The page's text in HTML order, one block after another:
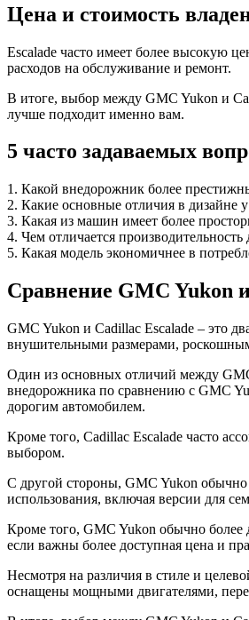
Цена и стоимость
Escalade часто имеет более высокую
расходов на обслуживание и ремонт.
В итоге, выбор между GMC Yukon и
лучше подходит именно вам.
5 часто задаваемых
1. Какой внедорожник более
2. Какие основные отличия в дизайне
3. Какая из машин имеет более
4. Чем отличается
5. Какая модель экономичнее в
Сравнение GMC Yukon
GMC Yukon и Cadillac Escalade – это
внушительными размерами,
Один из основных отличий между GMC
внедорожника по сравнению с GMC
дорогим автомобилем.
Кроме того, Cadillac Escalade часто
выбором.
С другой стороны, GMC Yukon
использования, включая версии для
Кроме того, GMC Yukon обычно более
если важны более доступная цена и
Несмотря на различия в стиле и
оснащены мощными двигателями,